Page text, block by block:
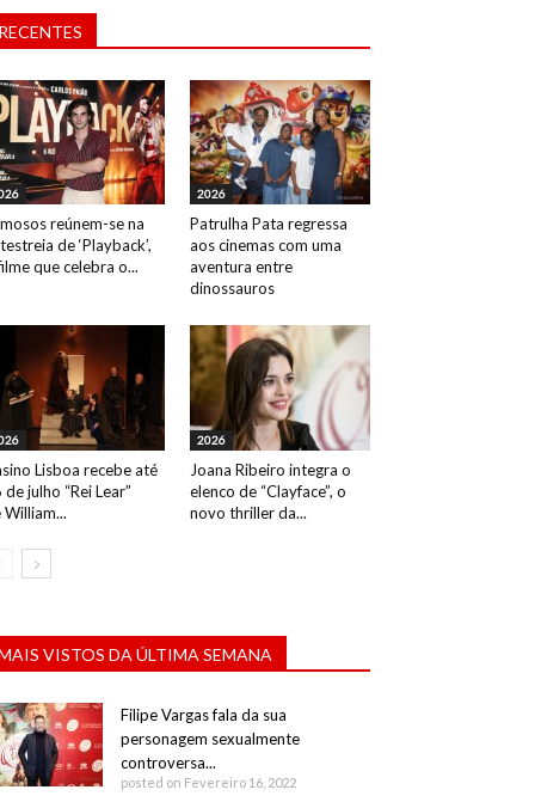
reúnem-se na
de ‘Playback’,
que celebra o...
2026
Patrulha Pata regressa
aos cinemas com uma
aventura entre
dinossauros
Lisboa recebe até
de julho “Rei Lear”
William...
2026
Joana Ribeiro integra o
elenco de “Clayface”, o
novo thriller da...
VISTOS DA ÚLTIMA SEMANA
Filipe Vargas fala da sua
personagem sexualmente
controversa...
posted on Fevereiro 16, 2022